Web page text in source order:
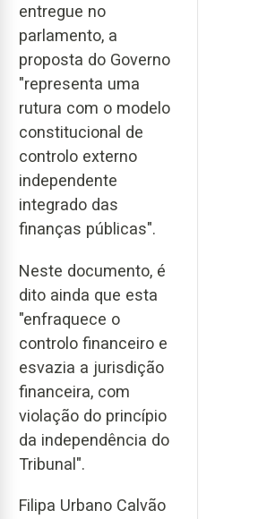
entregue no
parlamento, a
proposta do Governo
"representa uma
rutura com o modelo
constitucional de
controlo externo
independente
integrado das
finanças públicas".
Neste documento, é
dito ainda que esta
"enfraquece o
controlo financeiro e
esvazia a jurisdição
financeira, com
violação do princípio
da independência do
Tribunal".
Filipa Urbano Calvão